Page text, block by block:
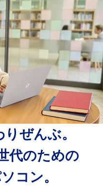
ぜんぶ。
代のための
コン。